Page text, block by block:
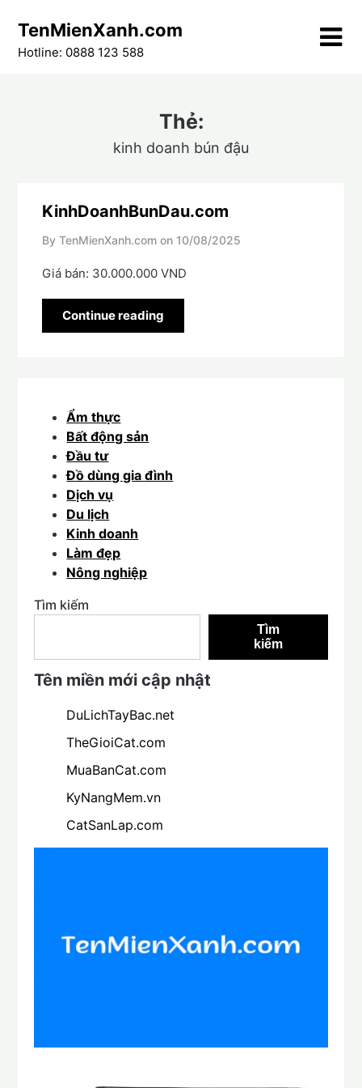
content
TenMienXanh.com
Hotline: 0888 123 588
Thẻ:
kinh doanh bún đậu
KinhDoanhBunDau.com
By TenMienXanh.com on 10/08/2025
Giá bán: 30.000.000 VND
Continue reading
Ẩm thực
Bất động sản
Đầu tư
Đồ dùng gia đình
Dịch vụ
Du lịch
Kinh doanh
Làm đẹp
Nông nghiệp
Tìm kiếm
Tìm
kiếm
Tên miền mới cập nhật
DuLichTayBac.net
TheGioiCat.com
MuaBanCat.com
KyNangMem.vn
CatSanLap.com